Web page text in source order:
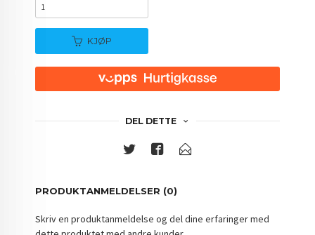
KJØP
DEL DETTE
PRODUKTANMELDELSER (0)
Skriv en produktanmeldelse og del dine erfaringer med